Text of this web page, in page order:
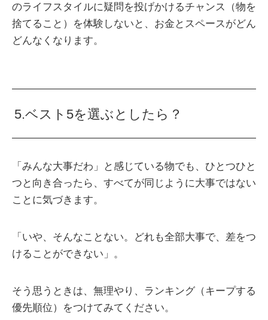
のライフスタイルに疑問を投げかけるチャンス（物を
捨てること）を体験しないと、お金とスペースがどん
どんなくなります。
5.ベスト5を選ぶとしたら？
「みんな大事だわ」と感じている物でも、ひとつひと
つと向き合ったら、すべてが同じように大事ではない
ことに気づきます。
「いや、そんなことない。どれも全部大事で、差をつ
けることができない」。
そう思うときは、無理やり、ランキング（キープする
優先順位）をつけてみてください。